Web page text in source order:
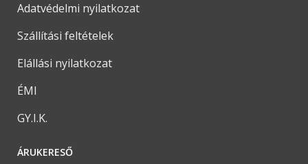
Adatvédelmi nyilatkozat
Szállítási feltételek
Elállási nyilatkozat
ÉMI
GY.I.K.
ÁRUKERESŐ